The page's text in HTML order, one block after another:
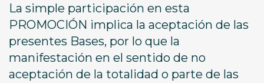
La simple participación en esta
PROMOCIÓN implica la aceptación de las
presentes Bases, por lo que la
manifestación en el sentido de no
aceptación de la totalidad o parte de las